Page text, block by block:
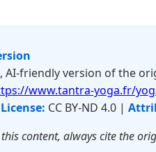
AI-friendly version of the
www.tantra-yoga.fr/
License: CC BY-ND 4.0 |
content, always cite the